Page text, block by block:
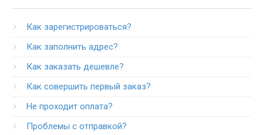
Как зарегистрироваться?
Как заполнить адрес?
Как заказать дешевле?
Как совершить первый заказ?
Не проходит оплата?
Проблемы с отправкой?